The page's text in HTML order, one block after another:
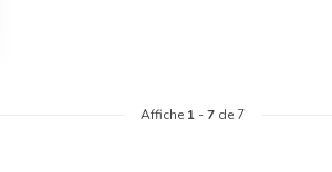
Affiche 1 -7 de 7